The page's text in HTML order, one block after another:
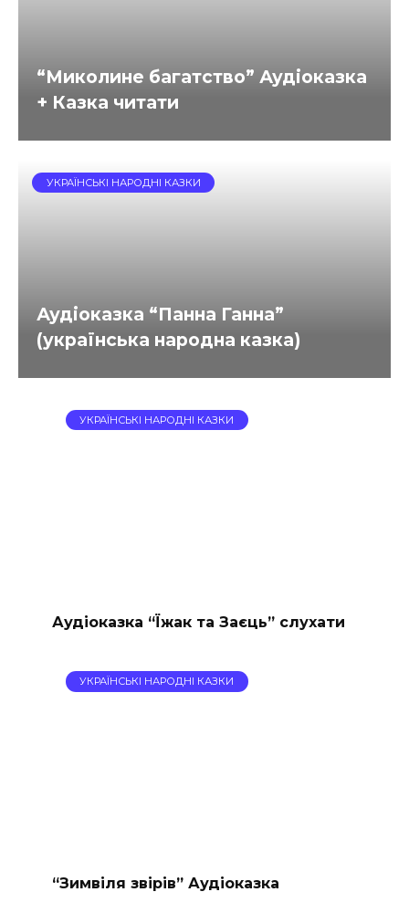
“Миколине багатство” Аудіоказка
+ Казка читати
УКРАЇНСЬКІ НАРОДНІ КАЗКИ
Аудіоказка “Панна Ганна”
(українська народна казка)
УКРАЇНСЬКІ НАРОДНІ КАЗКИ
Аудіоказка “Їжак та Заєць” слухати
УКРАЇНСЬКІ НАРОДНІ КАЗКИ
“Зимвіля звірів” Аудіоказка